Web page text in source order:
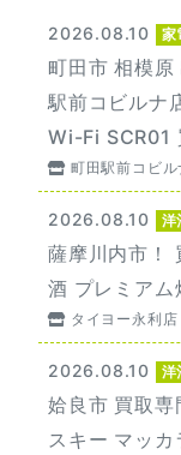
2026.08.10 家
町田市 相模
駅前コビルナ
Wi-Fi SCR01
町田駅前コビル
2026.08.10 洋
薩摩川内市！
酒 プレミアム
タイヨー永利店
2026.08.10 洋
姶良市 買取専
スキー マッカ